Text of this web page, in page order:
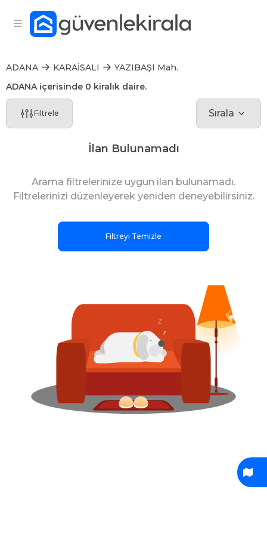
ADANA KARAİSALI
YAZIBAŞI Mah.
ADANA içerisinde 0 kiralık daire.
Filtrele Sırala
İlan Bulunamadı
Arama filtrelerinize uygun ilan bulunamadı.
Filtrelerinizi düzenleyerek yeniden deneyebilirsiniz.
Filtreyi Temizle